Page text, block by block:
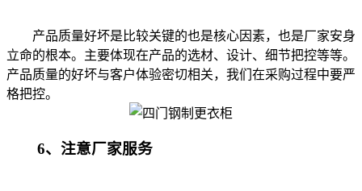
产品质量好坏是比较关键的也是核心因素，也是厂家安身
立命的根本。主要体现在产品的选材、设计、细节把控等等。
产品质量的好坏与客户体验密切相关，我们在采购过程中要严
格把控。
6、注意厂家服务